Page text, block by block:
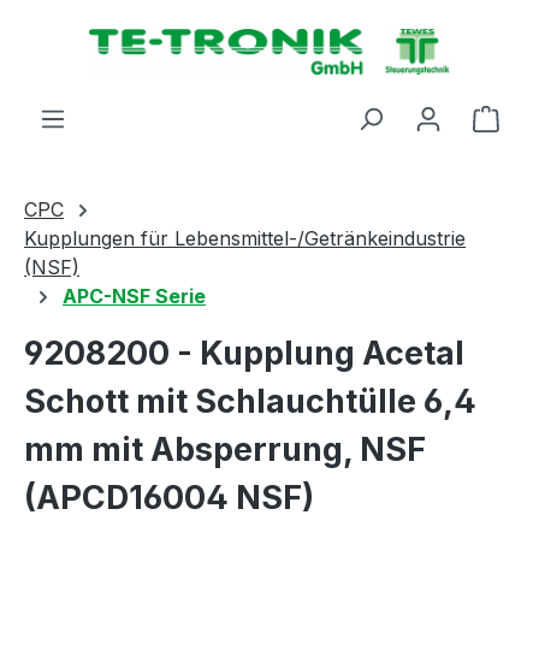
springen
CPC
Kupplungen für Lebensmittel-/Getränkeindustrie
(NSF)
APC-NSF Serie
9208200 - Kupplung Acetal
Schott mit Schlauchtülle 6,4
mm mit Absperrung, NSF
(APCD16004 NSF)